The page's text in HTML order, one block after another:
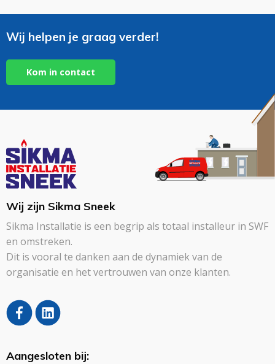
Wij helpen je graag verder!
Kom in contact
Wij zijn Sikma Sneek
Sikma Installatie is een begrip als totaal installeur in SWF
en omstreken.
Dit is vooral te danken aan de dynamiek van de
organisatie en het vertrouwen van onze klanten.
Aangesloten bij: